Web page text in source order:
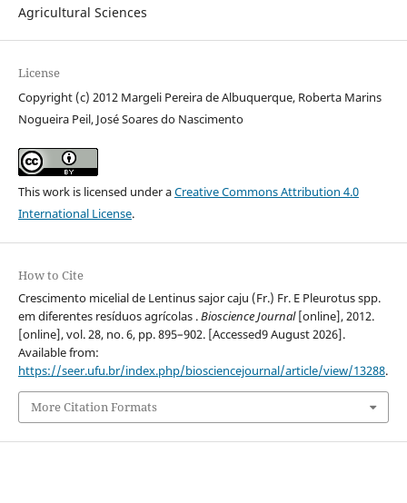
Agricultural Sciences
License
Copyright (c) 2012 Margeli Pereira de Albuquerque, Roberta Marins
Nogueira Peil, José Soares do Nascimento
This work is licensed under aCreative Commons Attribution 4.0
International License.
How to Cite
Crescimento micelial de Lentinus sajor caju (Fr.) Fr. E Pleurotus spp.
em diferentes resíduos agrícolas .Bioscience Journal[online], 2012.
[online], vol. 28, no. 6, pp. 895–902. [Accessed9 August 2026].
Available from:
https://seer.ufu.br/index.php/biosciencejournal/article/view/13288.
More Citation Formats